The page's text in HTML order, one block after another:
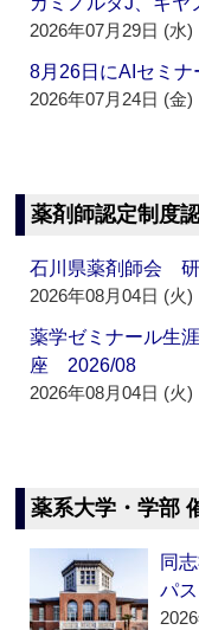
2026年07月29日 (水)
8月26日にAIセミ
2026年07月24日 (金)
薬剤師認定制度
石川県薬剤師会
2026年08月04日 (火)
薬学ゼミナール生
座 2026/08
2026年08月04日 (火)
薬系大学・学部
同
パ